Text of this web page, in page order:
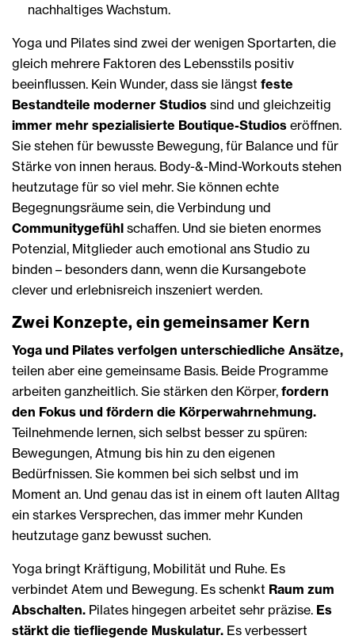
nachhaltiges Wachstum.
Yoga und Pilates sind zwei der wenigen Sportarten, die
gleich mehrere Faktoren des Lebensstils positiv
beeinflussen. Kein Wunder, dass sie längst feste
Bestandteile moderner Studios sind und gleichzeitig
immer mehr spezialisierte Boutique-Studios eröffnen.
Sie stehen für bewusste Bewegung, für Balance und für
Stärke von innen heraus. Body-&-Mind-Workouts stehen
heutzutage für so viel mehr. Sie können echte
Begegnungsräume sein, die Verbindung und
Communitygefühl schaffen. Und sie bieten enormes
Potenzial, Mitglieder auch emotional ans Studio zu
binden – besonders dann, wenn die Kursangebote
clever und erlebnisreich inszeniert werden.
Zwei Konzepte, ein gemeinsamer Kern
Yoga und Pilates verfolgen unterschiedliche Ansätze,
teilen aber eine gemeinsame Basis. Beide Programme
arbeiten ganzheitlich. Sie stärken den Körper, fordern
den Fokus und fördern die Körperwahrnehmung.
Teilnehmende lernen, sich selbst besser zu spüren:
Bewegungen, Atmung bis hin zu den eigenen
Bedürfnissen. Sie kommen bei sich selbst und im
Moment an. Und genau das ist in einem oft lauten Alltag
ein starkes Versprechen, das immer mehr Kunden
heutzutage ganz bewusst suchen.
Yoga bringt Kräftigung, Mobilität und Ruhe. Es
verbindet Atem und Bewegung. Es schenkt Raum zum
Abschalten. Pilates hingegen arbeitet sehr präzise. Es
stärkt die tiefliegende Muskulatur. Es verbessert